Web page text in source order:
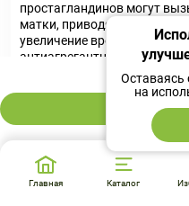
В
простагландинов могут
матки, приводящее к
увеличение времени
антиагрегантного эффекта
ацетилсалициловой
У плода возможно развитие
интоксикации с
артериального протока и
также нарушение функции
почечной
маловодием. Применение
Главная Каталог
Оставаясь
на